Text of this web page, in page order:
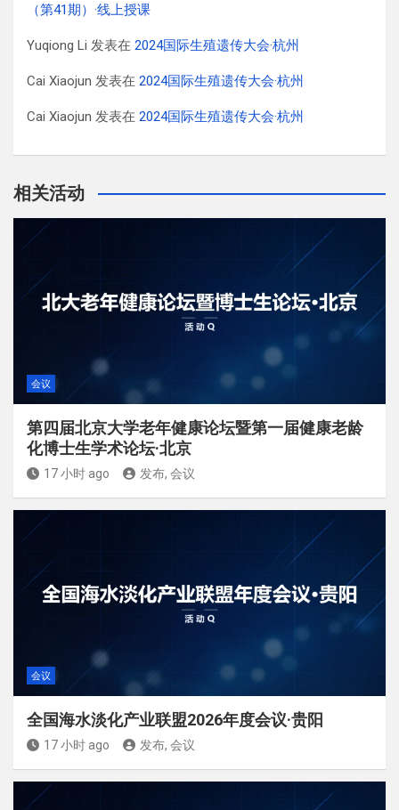
（第41期）·线上授课
Yuqiong Li 发表在 2024国际生殖遗传大会·杭州
Cai Xiaojun 发表在 2024国际生殖遗传大会·杭州
Cai Xiaojun 发表在 2024国际生殖遗传大会·杭州
相关活动
会议
第四届北京大学老年健康论坛暨第一届健康老龄
化博士生学术论坛·北京
17 小时 ago 发布, 会议
会议
全国海水淡化产业联盟2026年度会议·贵阳
17 小时 ago 发布, 会议